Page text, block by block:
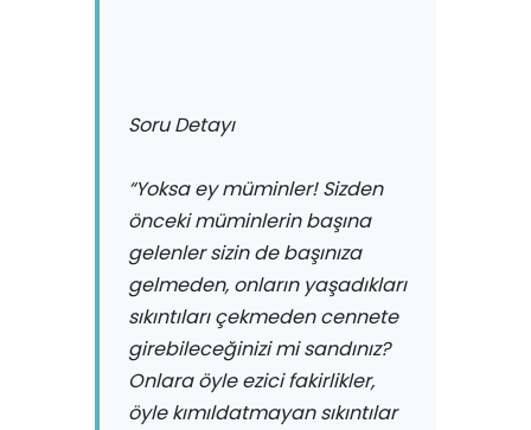
Soru Detayı
“Yoksa ey müminler! Sizden
önceki müminlerin başına
gelenler sizin de başınıza
gelmeden, onların yaşadıkları
sıkıntıları çekmeden cennete
girebileceğinizi mi sandınız?
Onlara öyle ezici fakirlikler,
öyle kımıldatmayan sıkıntılar